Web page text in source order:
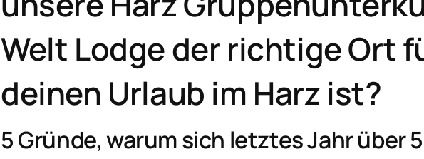
Welt Lodge der richtige Ort
deinen Urlaub im Harz ist?
5 Gründe, warum sich letztes Jahr über